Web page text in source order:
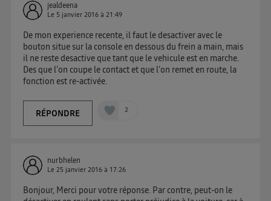
jealdeena
Le 5 janvier 2016 à21:49
De mon experience recente, il faut le desactiver avec le
bouton situe sur la console en dessous du frein a main, mais
il ne reste desactive que tant que le vehicule est en marche.
Des que l'on coupe le contact et que l'on remet en route, la
fonction est re-activée.
RÉPONDRE 2
nurbhelen
Le25 janvier 2016 à 17:26
Bonjour, Merci pour votre réponse. Par contre, peut-on le
même identifiant. En général :
Pour une
sur la navigation des membres du foyer ayant consentis.
Pour uneconnexion mobile, la personnalisation sera basée
uniquement sur la navigation de l'utilisateur du mobile.
Vous pouvez à tout moment retirer ce consentement
surle portail d’Utiq
d'informations, veuillez consulter
d'information sur les données personnelles